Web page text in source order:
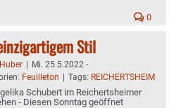
0
Stil
| Mi. 25.5.2022 -
Feuilleton | Tags: REICHERTSHEIM
Schubert im Reichertsheimer
- Diesen Sonntag geöffnet